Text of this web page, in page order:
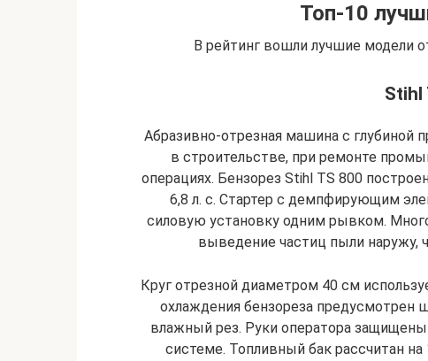
Топ-10
В рейтинг вошли лучшие модели
Stihl
Абразивно-отрезная машина с глубиной
в строительстве, при ремонте
операциях. Бензорез Stihl TS 800
6,8 л. с. Стартер с демпфирующим
силовую установку одним рывком.
выведение частиц пыли наружу,
Круг отрезной диаметром 40 см
охлаждения бензореза
влажный рез. Руки оператора
системе. Топливный бак рассчитан